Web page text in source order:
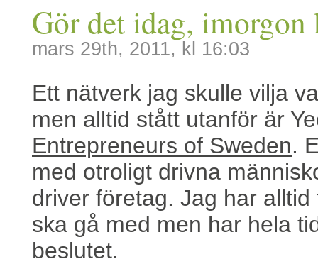
Gör det idag, imorgon
mars 29th, 2011, kl 16:03
Ett nätverk jag skulle vilja
men alltid stått utanför är
Entrepreneurs of Sweden.
med otroligt drivna
driver företag. Jag har alltid
ska gå med men har hela
beslutet.